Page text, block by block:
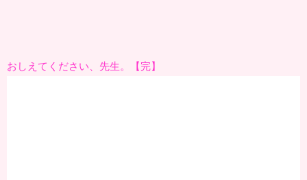
おしえてください、先生。【完】